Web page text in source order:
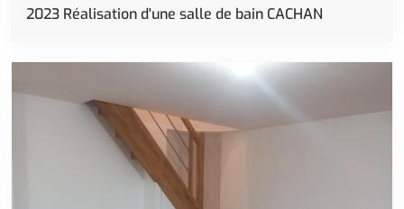
Carrelage
2023 Réalisation d'une salle de bain CACHAN